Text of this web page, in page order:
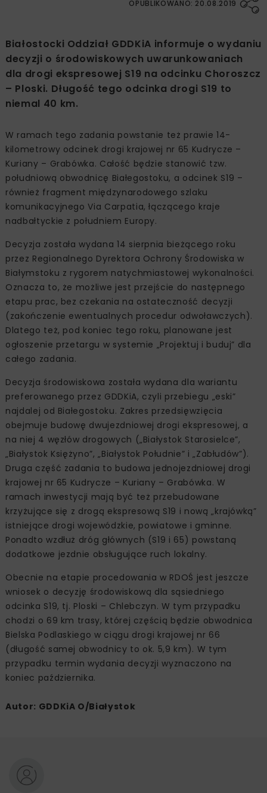
OPUBLIKOWANO: 20.08.2019
Białostocki Oddział GDDKiA informuje o wydaniu
decyzji o środowiskowych uwarunkowaniach
dla drogi ekspresowej S19 na odcinku Choroszcz
– Ploski. Długość tego odcinka drogi S19 to
niemal 40 km.
W ramach tego zadania powstanie też prawie 14-
kilometrowy odcinek drogi krajowej nr 65 Kudrycze –
Kuriany – Grabówka. Całość będzie stanowić tzw.
południową obwodnicę Białegostoku, a odcinek S19 –
również fragment międzynarodowego szlaku
komunikacyjnego Via Carpatia, łączącego kraje
nadbałtyckie z południem Europy.
Decyzja została wydana 14 sierpnia bieżącego roku
przez Regionalnego Dyrektora Ochrony Środowiska w
Białymstoku z rygorem natychmiastowej wykonalności.
Oznacza to, że możliwe jest przejście do następnego
etapu prac, bez czekania na ostateczność decyzji
(zakończenie ewentualnych procedur odwoławczych).
Dlatego też, pod koniec tego roku, planowane jest
ogłoszenie przetargu w systemie „Projektuj i buduj” dla
całego zadania.
Decyzja środowiskowa została wydana dla wariantu
preferowanego przez GDDKiA, czyli przebiegu „eski”
najdalej od Białegostoku. Zakres przedsięwzięcia
obejmuje budowę dwujezdniowej drogi ekspresowej, a
na niej 4 węzłów drogowych („Białystok Starosielce”,
„Białystok Księżyno”, „Białystok Południe” i „Zabłudów”).
Druga część zadania to budowa jednojezdniowej drogi
krajowej nr 65 Kudrycze – Kuriany – Grabówka. W
ramach inwestycji mają być też przebudowane
krzyżujące się z drogą ekspresową S19 i nową „krajówką”
istniejące drogi wojewódzkie, powiatowe i gminne.
Ponadto wzdłuż dróg głównych (S19 i 65) powstaną
dodatkowe jezdnie obsługujące ruch lokalny.
Obecnie na etapie procedowania w RDOŚ jest jeszcze
wniosek o decyzję środowiskową dla sąsiedniego
odcinka S19, tj. Ploski – Chlebczyn. W tym przypadku
chodzi o 69 km trasy, której częścią będzie obwodnica
Bielska Podlaskiego w ciągu drogi krajowej nr 66
(długość samej obwodnicy to ok. 5,9 km). W tym
przypadku termin wydania decyzji wyznaczono na
koniec października.
Autor: GDDKiA O/Białystok